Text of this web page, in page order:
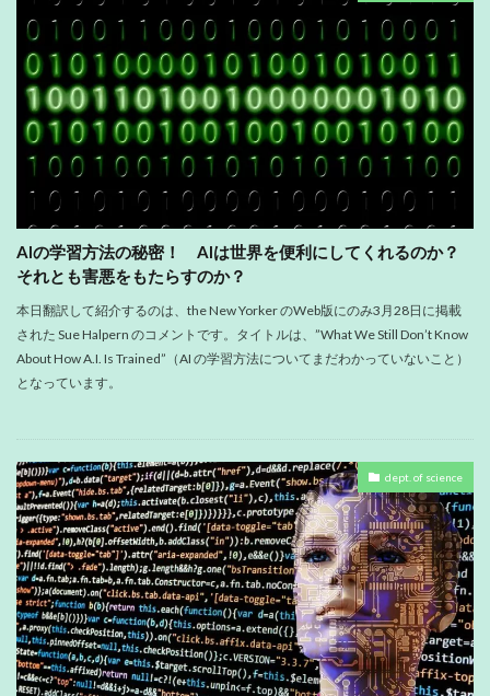
AIの学習方法の秘密！ AIは世界を便利にしてくれるのか？
それとも害悪をもたらすのか？
本日翻訳して紹介するのは、the New Yorker のWeb版にのみ3月28日に掲載
された Sue Halpern のコメントです。タイトルは、”What We Still Don’t Know
About How A.I. Is Trained”（AI の学習方法についてまだわかっていないこと）
となっています。
dept. of science